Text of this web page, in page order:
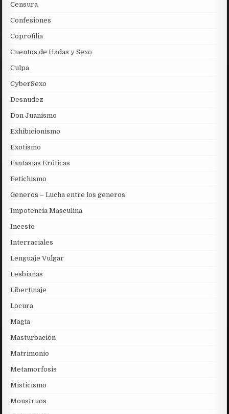
Censura
Confesiones
Coprofilia
Cuentos de Hadas y Sexo
Culpa
CyberSexo
Desnudez
Don Juanismo
Exhibicionismo
Exotismo
Fantasias Eróticas
Fetichismo
Generos – Lucha entre los generos
Impotencia Masculina
Incesto
Interraciales
Lenguaje Vulgar
Lesbianas
Libertinaje
Locura
Magia
Masturbación
Matrimonio
Metamorfosis
Misticismo
Monstruos